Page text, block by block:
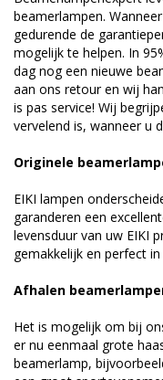
beamerlampen.
gedurende de
mogelijk te helpen. In
dag nog een nieuwe
aan ons retour en wij
is pas service! Wij
vervelend is, wanneer u
Originele
EIKI lampen
garanderen een
levensduur van uw EIKI
gemakkelijk en perfect
Afhalen
Het is mogelijk om bij
er nu eenmaal grote
beamerlamp,